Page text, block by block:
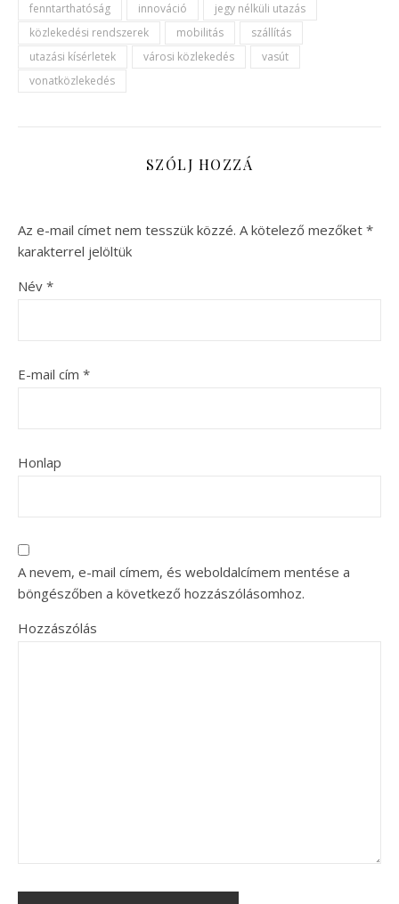
fenntarthatóság innováció
jegy nélküli utazás
közlekedési rendszerek
mobilitás
szállítás
utazási kísérletek
városi közlekedés
vasút
vonatközlekedés
SZÓLJ HOZZÁ
Az e-mail címet nem tesszük közzé. A kötelező mezőket *
karakterrel jelöltük
Név *
E-mail cím *
Honlap
A nevem, e-mail címem, és weboldalcímem mentése a
böngészőben a következő hozzászólásomhoz.
Hozzászólás